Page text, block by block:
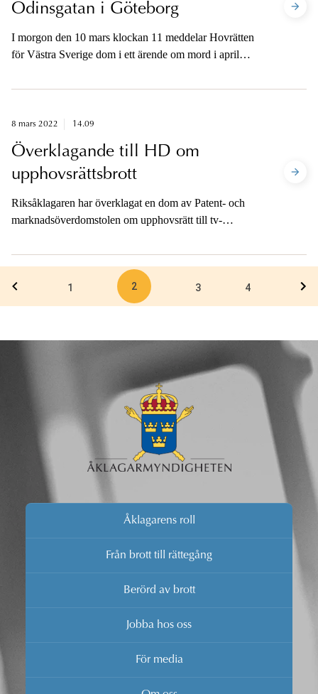
Odinsgatan i Göteborg
I morgon den 10 mars klockan 11 meddelar Hovrätten
för Västra Sverige dom i ett ärende om mord i april
8 mars 2022 14.09
Överklagande till HD om
upphovsrättsbrott
Riksåklagaren har överklagat en dom av Patent- och
marknadsöverdomstolen om upphovsrätt till tv-
avkodningsutrustning
1 2 3 4
Åklagarens roll
Från brott till rättegång
Berörd av brott
Jobba hos oss
För media